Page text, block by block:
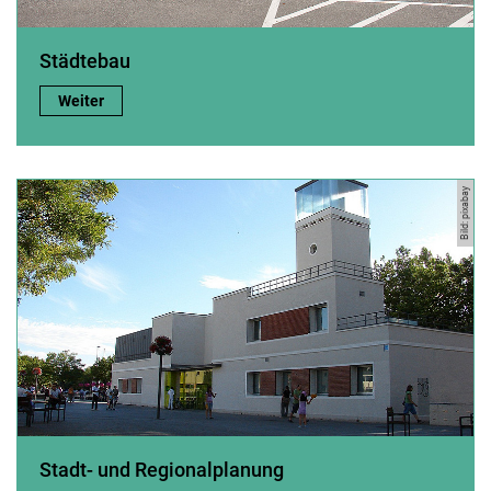
Städtebau
Städtebau :
Weiter
Bild: pixabay
Stadt- und Regionalplanung